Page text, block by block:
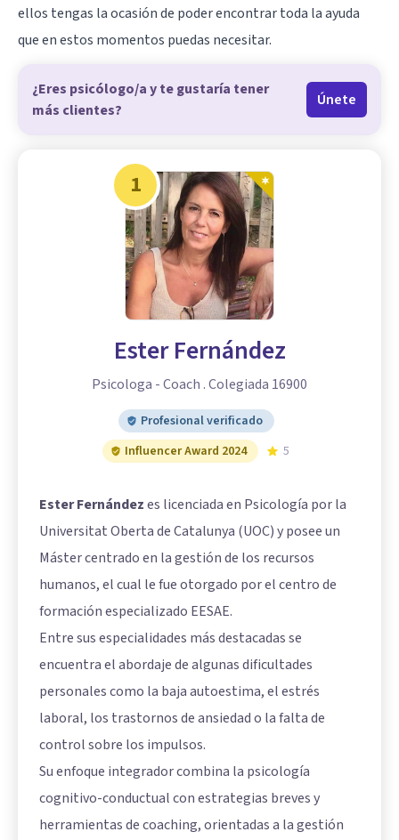
ellos tengas la ocasión de poder encontrar toda la ayuda
que en estos momentos puedas necesitar.
¿Eres psicólogo/a y te gustaría tener
más clientes?
Únete
1
Ester Fernández
Psicologa - Coach . Colegiada 16900
Profesional verificado
Influencer Award 2024
5
Ester Fernándezes licenciada en Psicología por la
Universitat Oberta de Catalunya (UOC) y posee un
Máster centrado en la gestión de los recursos
humanos, el cual le fue otorgado por el centro de
formación especializado EESAE.
Entre sus especialidades más destacadas se
encuentra el abordaje de algunas dificultades
personales como la baja autoestima, el estrés
laboral, los trastornos de ansiedad o la falta de
control sobre los impulsos.
Su enfoque integrador combina la psicología
cognitivo-conductual con estrategias breves y
herramientas de coaching, orientadas a la gestión